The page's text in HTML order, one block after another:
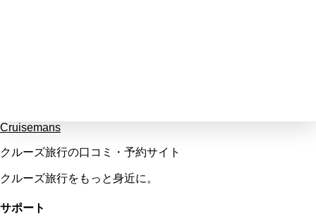
Cruisemans
クルーズ旅行の口コミ・予約サイト
クルーズ旅行をもっと身近に。
サポート